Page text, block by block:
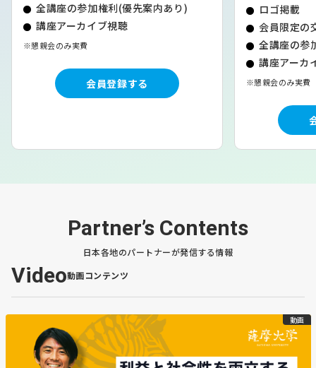
生産拠点の再編を進める
一方、練乳などを製造する興部工場は2027年3月末で生産
を終了。物流や製造体制を見直す中で、地域や酪農関係者
と丁寧に協議を進める考えを示した。
チーズ事業を成長の柱に
チーズ事業を今後の成長戦略の中心と位置付け、生産体制
の強化によって競争力向上を図る方針を株主総会後の記者
会見で明らかにした。
置付けたのは、北海道酪農への強い期待の表れですね。人
口減少や酪農家の減少が進む中でも、チーズのような高付
加価値商品で勝負する方向性は重要だと思います。一方
で、工場集約による地域への影響にも丁寧に向き合う必要
があります。北海道の酪農を量だけでなく価値で成長させ
【北海道ニュース】(食の王国 売れる
全講座の参加権利(優先案内あり)
講座アーカイブ視聴
※懇親会のみ実費
会員登録する
ロゴ掲載
会員限定の
全講座の参
講座アーカ
※懇親会のみ実費
Partner’s Contents
日本各地のパートナーが発信する情報
Video動画コンテンツ
動画